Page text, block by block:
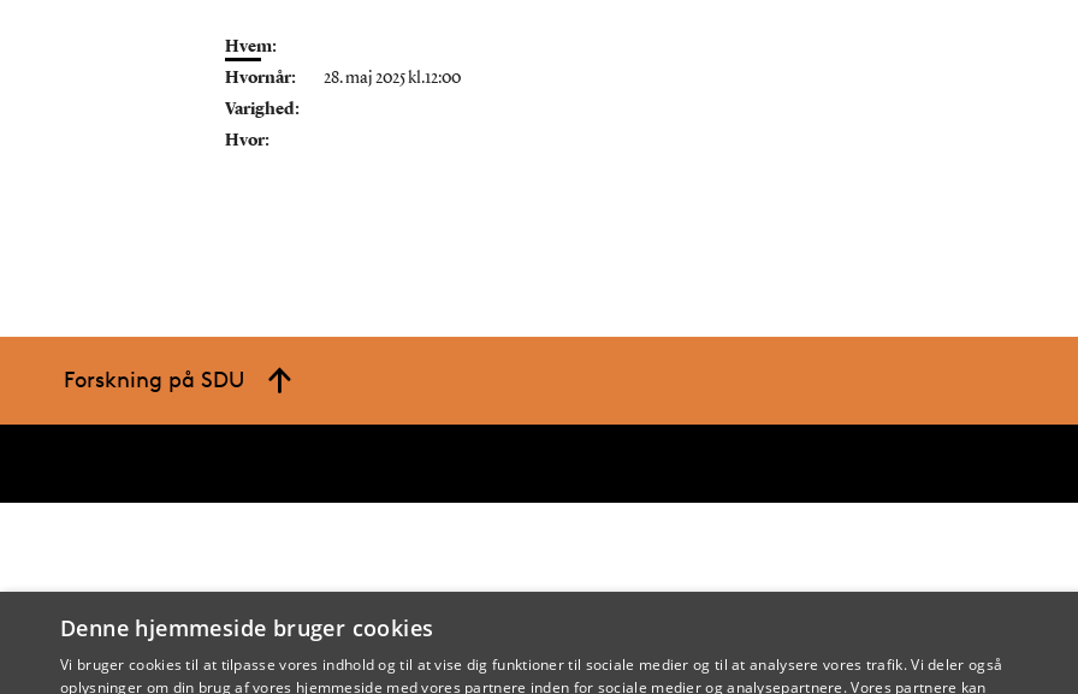
Hvem:
Hvornår:
28. maj 2025 kl.12:00
Varighed:
Hvor:
Forskning på SDU
Denne hjemmeside bruger cookies
Vi bruger cookies til at tilpasse vores indhold og til at vise dig funktioner til sociale medier og til at analysere vores trafik. Vi deler også
oplysninger om din brug af vores hjemmeside med vores partnere inden for sociale medier og analysepartnere. Vores partnere kan